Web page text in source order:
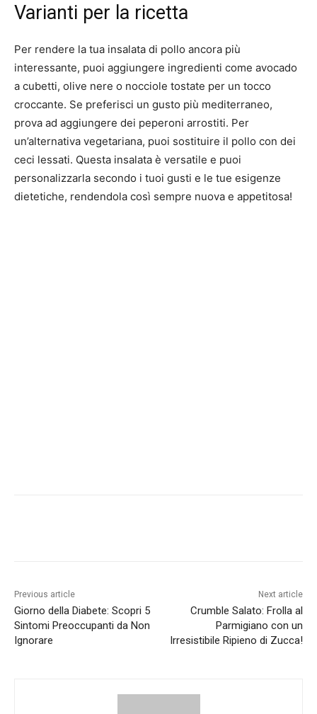
Varianti per la ricetta
Per rendere la tua insalata di pollo ancora più
interessante, puoi aggiungere ingredienti come avocado
a cubetti, olive nere o nocciole tostate per un tocco
croccante. Se preferisci un gusto più mediterraneo,
prova ad aggiungere dei peperoni arrostiti. Per
un’alternativa vegetariana, puoi sostituire il pollo con dei
ceci lessati. Questa insalata è versatile e puoi
personalizzarla secondo i tuoi gusti e le tue esigenze
dietetiche, rendendola così sempre nuova e appetitosa!
Previous article
Giorno della Diabete: Scopri 5
Sintomi Preoccupanti da Non
Ignorare
Next article
Crumble Salato: Frolla al
Parmigiano con un
Irresistibile Ripieno di Zucca!